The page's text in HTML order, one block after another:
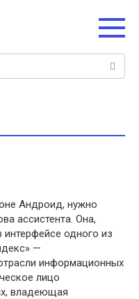
Андроид, нужно
ассистента. Она,
одного из
—
информационных
лицо
владеющая